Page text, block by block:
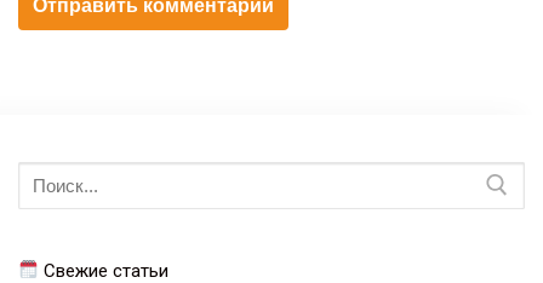
Искать:
Свежие статьи